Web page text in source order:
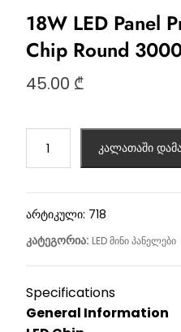
18W LED Panel
Chip Round
45.00 ₾
კალათაში
არტიკული: 718
კატეგორია: LED მინი პანელები
Specifications
General Information